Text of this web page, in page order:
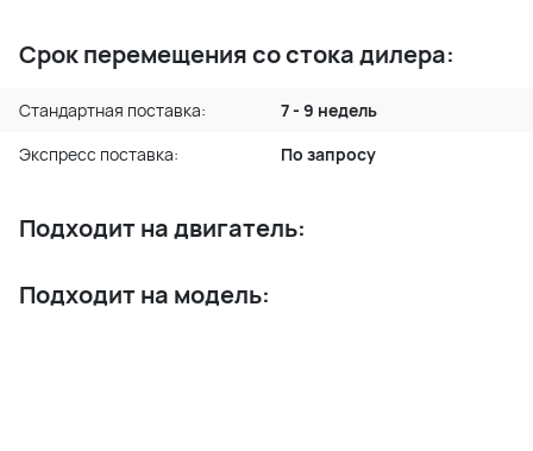
Срок перемещения со стока дилера:
Стандартная поставка:
7 - 9 недель
Экспресс поставка:
По запросу
Подходит на двигатель:
Подходит на модель: